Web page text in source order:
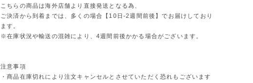
こちらの商品は海外店舗より直接発送となる為、
ご決済から到着までは、多くの場合【10日-2週間前後】でお届けしており
ます。
※在庫状況や輸送の混雑により、4週間前後かかる場合がございます。
注意事項
・商品在庫切れにより注文キャンセルとさせていただく恐れもございます